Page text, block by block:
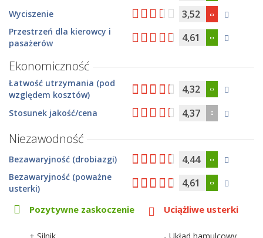
Wyciszenie 3,52
Przestrzeń dla kierowcy i
pasażerów
4,61
Ekonomiczność
Łatwość utrzymania (pod
względem kosztów)
4,32
Stosunek jakość/cena 4,37
Niezawodność
Bezawaryjność (drobiazgi) 4,44
Bezawaryjność (poważne
usterki)
4,61
Pozytywne zaskoczenie Uciążliwe usterki